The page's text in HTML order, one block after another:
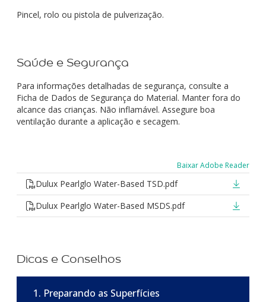
Pincel, rolo ou pistola de pulverização.
Saúde e Segurança
Para informações detalhadas de segurança, consulte a
Ficha de Dados de Segurança do Material. Manter fora do
alcance das crianças. Não inflamável. Assegure boa
ventilação durante a aplicação e secagem.
Baixar Adobe Reader
Dulux Pearlglo Water-Based TSD.pdf
Dulux Pearlglo Water-Based MSDS.pdf
Dicas e Conselhos
1. Preparando as Superfícies